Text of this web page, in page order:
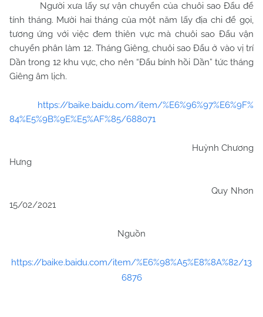
Người xưa lấy sự vận chuyển của chuôi sao Đẩu để
tính tháng. Mười hai tháng của một năm lấy địa chi để gọi,
tương ứng với việc đem thiên vực mà chuôi sao Đẩu vận
chuyển phân làm 12. Tháng Giêng, chuôi sao Đẩu ở vào vị trí
Dần trong 12 khu vực, cho nên “Đẩu bính hồi Dần” tức tháng
Giêng âm lịch.
https://baike.baidu.com/item/%E6%96%97%E6%9F%
84%E5%9B%9E%E5%AF%85/688071
Huỳnh Chương
Hưng
Quy Nhơn
15/02/2021
Nguồn
https://baike.baidu.com/item/%E6%98%A5%E8%8A%82/13
6876